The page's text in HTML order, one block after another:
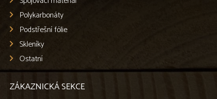
Polykarbonáty
Podstřešní fólie
Skleníky
Ostatní
ZÁKAZNICKÁ SEKCE